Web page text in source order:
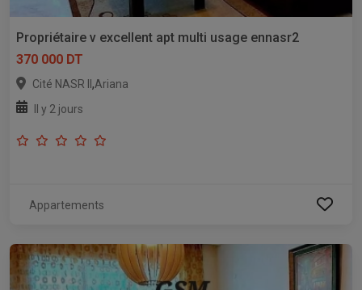
Propriétaire v excellent apt multi usage ennasr2
370 000 DT
Cité NASR II,Ariana
Il y 2 jours
Appartements